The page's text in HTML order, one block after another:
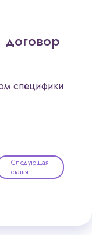
договор
специфики
Следующая
статья